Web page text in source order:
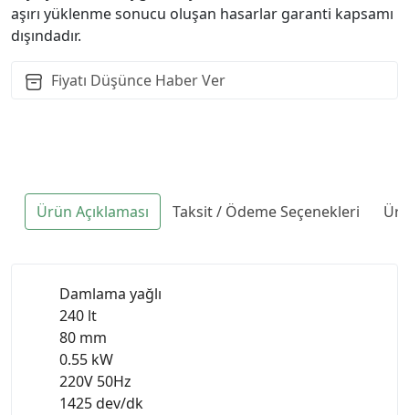
aşırı yüklenme sonucu oluşan hasarlar garanti kapsamı
dışındadır.
Fiyatı Düşünce Haber Ver
Ürün Açıklaması Taksit / Ödeme Seçenekleri
Damlama yağlı
240 lt
80 mm
0.55 kW
220V 50Hz
1425 dev/dk